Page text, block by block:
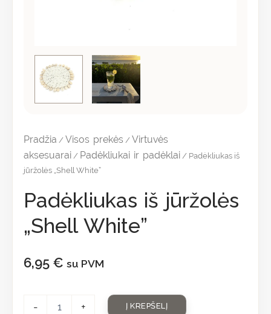
Pradžia /Visos prekės /Virtuvės
aksesuarai / Padėkliukai ir padėklai / Padėkliukas iš
jūržolės „Shell White”
Padėkliukas iš jūržolės
„Shell White”
6,95 € su PVM
- + Į KREPŠELĮ